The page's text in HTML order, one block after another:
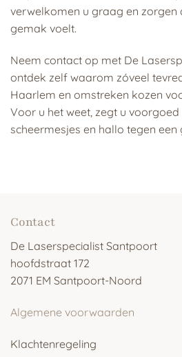
verwelkomen u graag en zorgen
gemak voelt.
Neem contact op met De
ontdek zelf waarom zóveel
Haarlem en omstreken kozen
Voor u het weet, zegt u
scheermesjes en hallo tegen
Contact
De Laserspecialist Santpoort
hoofdstraat 172
2071 EM Santpoort-Noord
Algemene voorwaarden
Klachtenregeling